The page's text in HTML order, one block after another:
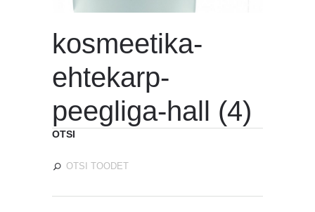
kosmeetika-
ehtekarp-
peegliga-hall (4)
OTSI